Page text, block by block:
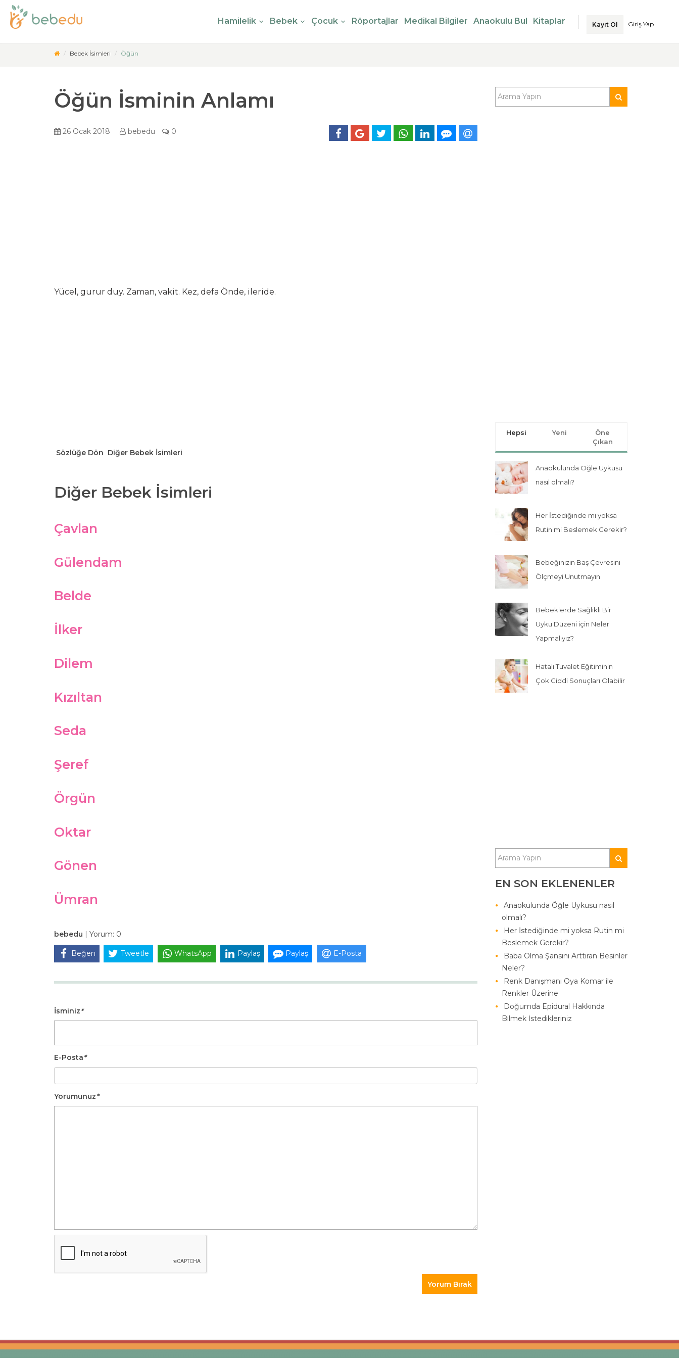
Hamilelik Bebek Çocuk Röportajlar Medikal Bilgiler Anaokulu Bul Kitaplar Kayıt Ol Giriş Yap
Bebek İsimleri Öğün
Öğün İsminin Anlamı
26 Ocak 2018 bebedu 0
Yücel, gurur duy. Zaman, vakit. Kez, defa Önde, ileride.
Sözlüğe Dön Diğer Bebek İsimleri
Diğer Bebek İsimleri
Çavlan
Gülendam
Belde
İlker
Dilem
Kızıltan
Seda
Şeref
Örgün
Oktar
Gönen
Ümran
bebedu | Yorum: 0
Beğen Tweetle WhatsApp Paylaş Paylaş E-Posta
İsminiz*
E-Posta*
Yorumunuz*
Hepsi Yeni
Öne
Çıkan
Anaokulunda Öğle Uykusu
nasıl olmalı?
Her İstediğinde mi yoksa
Rutin mi Beslemek Gerekir?
Bebeğinizin Baş Çevresini
Ölçmeyi Unutmayın
Bebeklerde Sağlıklı Bir
Uyku Düzeni için Neler
Yapmalıyız?
Hatalı Tuvalet Eğitiminin
Çok Ciddi Sonuçları Olabilir
EN SON EKLENENLER
Anaokulunda Öğle Uykusu nasıl
olmalı?
Her İstediğinde mi yoksa Rutin mi
Beslemek Gerekir?
Baba Olma Şansını Arttıran Besinler
Neler?
Renk Danışmanı Oya Komar ile
Renkler Üzerine
Doğumda Epidural Hakkında
Bilmek İstedikleriniz